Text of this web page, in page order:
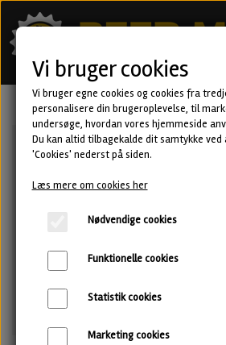
Vi bruger cookies
Vi bruger egne cookies og cookies fra
personalisere din brugeroplevelse, til
undersøge, hvordan vores hjemmeside
Du kan altid tilbagekalde dit samtykke
'Cookies' nederst på siden.
Læs mere om cookies her
Nødvendige cookies
Funktionelle cookies
Statistik cookies
Marketing cookies